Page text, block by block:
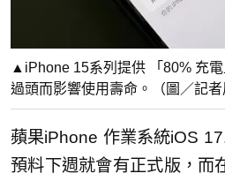
▲iPhone 15系列提供 「80% 充
過頭而影響使用壽命。（圖／記者
蘋果iPhone 作業系統iOS
預料下週就會有正式版，而